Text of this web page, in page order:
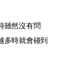
雖然沒有問
多時就會碰到